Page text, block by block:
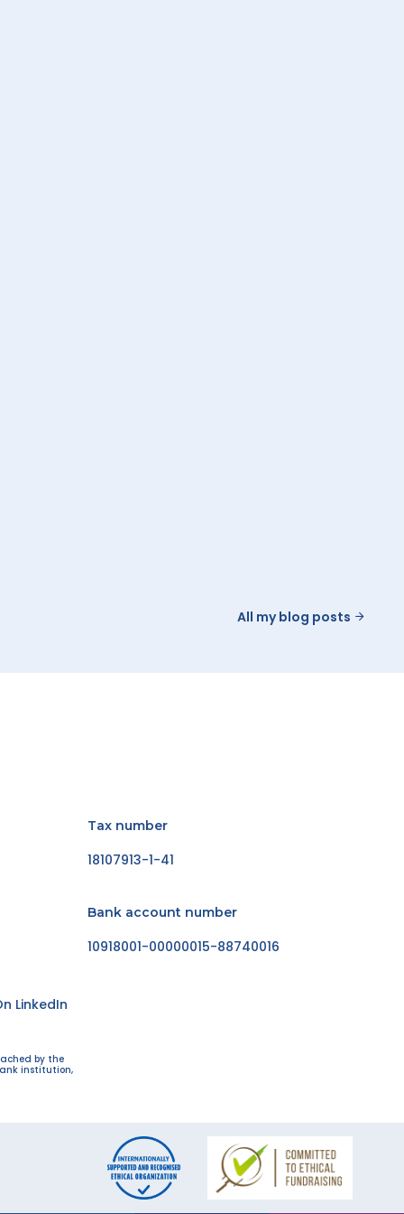
All my blog posts
Tax number
18107913-1-41
Bank account number
10918001-00000015-88740016
LinkedIn
by the
institution,